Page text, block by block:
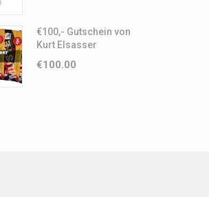
€100,- Gutschein von
Kurt Elsasser
€100.00